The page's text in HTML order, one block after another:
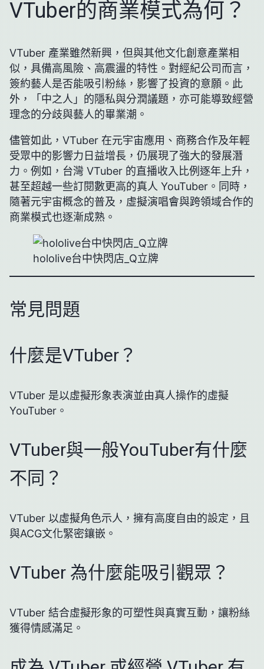
VTuber的商業模式為何？
VTuber 產業雖然新興，但與其他文化創意產業相
似，具備高風險、高震盪的特性。對經紀公司而言，
簽約藝人是否能吸引粉絲，影響了投資的意願。此
外，「中之人」的隱私與分潤議題，亦可能導致經營
理念的分歧與藝人的畢業潮。
儘管如此，VTuber 在元宇宙應用、商務合作及年輕
受眾中的影響力日益增長，仍展現了強大的發展潛
力。例如，台灣 VTuber 的直播收入比例逐年上升，
甚至超越一些訂閱數更高的真人 YouTuber。同時，
隨著元宇宙概念的普及，虛擬演唱會與跨領域合作的
商業模式也逐漸成熟。
hololive台中快閃店_Q立牌
常見問題
什麼是VTuber？
VTuber 是以虛擬形象表演並由真人操作的虛擬
YouTuber。
VTuber與一般YouTuber有什麼
不同？
VTuber 以虛擬角色示人，擁有高度自由的設定，且
與ACG文化緊密鑲嵌。
VTuber 為什麼能吸引觀眾？
VTuber 結合虛擬形象的可塑性與真實互動，讓粉絲
獲得情感滿足。